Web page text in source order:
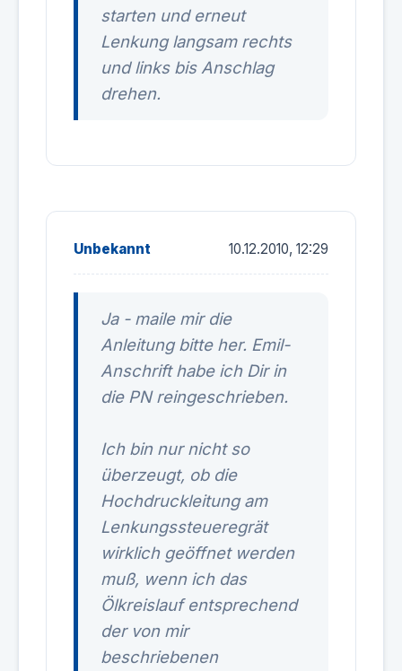
starten und erneut
Lenkung langsam rechts
und links bis Anschlag
drehen.
Unbekannt 10.12.2010, 12:29
Ja - maile mir die
Anleitung bitte her. Emil-
Anschrift habe ich Dir in
die PN reingeschrieben.
Ich bin nur nicht so
überzeugt, ob die
Hochdruckleitung am
Lenkungssteueregrät
wirklich geöffnet werden
muß, wenn ich das
Ölkreislauf entsprechend
der von mir
beschriebenen